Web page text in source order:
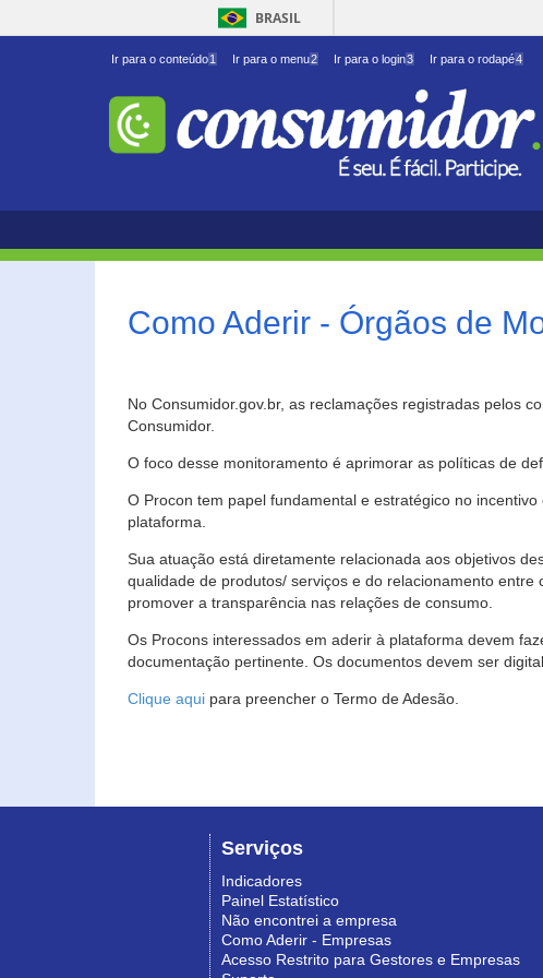
BRASIL
Ir para o conteúdo1 Ir para o menu2 Ir para o login3 Ir para o rodapé4
Como Aderir - Órgãos de
No Consumidor.gov.br, as reclamações registradas pelos
Consumidor.
O foco desse monitoramento é aprimorar as políticas de
O Procon tem papel fundamental e estratégico no
plataforma.
Sua atuação está diretamente relacionada aos objetivos
qualidade de produtos/ serviços e do relacionamento
promover a transparência nas relações de consumo.
Os Procons interessados em aderir à plataforma devem
documentação pertinente. Os documentos devem ser
Clique aqui para preencher o Termo de Adesão.
Serviços
Indicadores
Painel Estatístico
Não encontrei a empresa
Como Aderir - Empresas
Acesso Restrito para Gestores e Empresas